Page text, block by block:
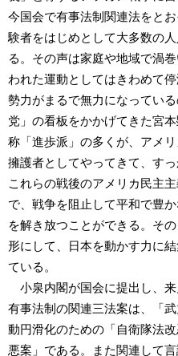
今国会で有事法制関連法をと
験者をはじめとして大多数の
る。その声は家庭や地域で渦
われた運動としてはきわめて
勢力がまるで無力になってい
党」の看板をかかげてきた宮
称「進歩派」の多くが、アメ
擁護者としてやってきて、す
これらの戦後のアメリカ民主
で、戦争を阻止して平和で豊
を解き放つことができる。そ
形にして、日本を動かす力に
ている。
小泉内閣が国会に提出し、
有事法制の関連三法案は、「
動円滑化のための「自衛隊法
悪案」である。また関連して